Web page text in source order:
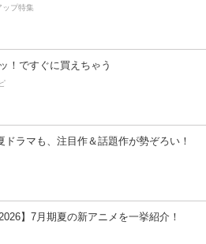
ップ特集
！ですぐに買えちゃう
ドラマも、注目作＆話題作が勢ぞろい！
】7月期夏の新アニメを一挙紹介！